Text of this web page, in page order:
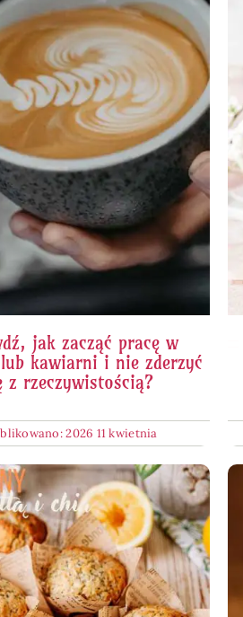
jak zacząć pracę w
kawiarni i nie zderzyć
z rzeczywistością?
2026 11 kwietnia